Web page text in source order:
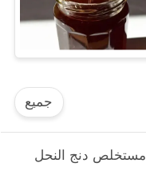
جميع
مستخلص دنج النحل